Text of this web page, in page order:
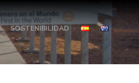
SOSTENIBILIDAD